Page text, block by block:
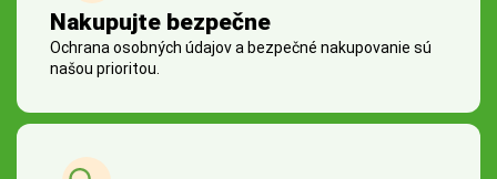
Nakupujte bezpečne
Ochrana osobných údajov a bezpečné nakupovanie sú
našou prioritou.